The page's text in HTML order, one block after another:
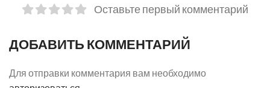
Оставьте первый комментарий
ДОБАВИТЬ КОММЕНТАРИЙ
Для отправки комментария вам необходимо